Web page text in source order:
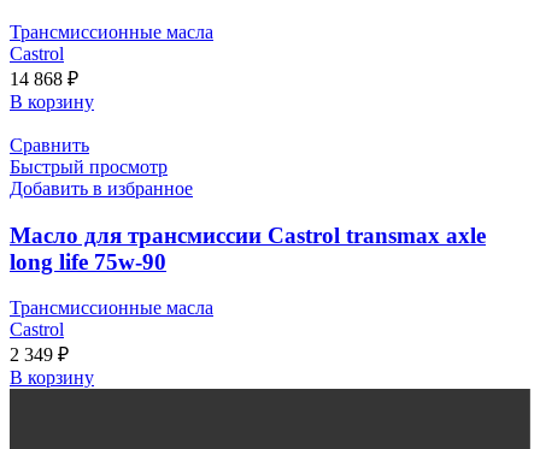
Трансмиссионные масла
Castrol
14 868 ₽
В корзину
Сравнить
Быстрый просмотр
Добавить в избранное
Масло для трансмиссии Castrol transmax axle
long life 75w-90
Трансмиссионные масла
Castrol
2 349 ₽
В корзину